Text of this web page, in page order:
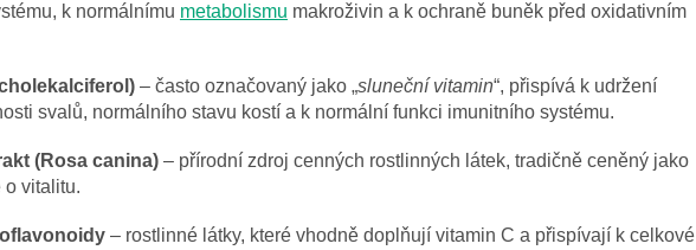
k normálnímu metabolismu makroživin a k ochraně buněk před oxidativním
– často označovaný jako „sluneční vitamin“, přispívá k udržení
svalů, normálního stavu kostí a k normální funkci imunitního systému.
(Rosa canina) – přírodní zdroj cenných rostlinných látek, tradičně ceněný jako
o vitalitu.
– rostlinné látky, které vhodně doplňují vitamin C a přispívají k celkové